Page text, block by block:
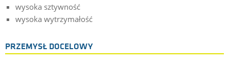
wysoka sztywność
wysoka wytrzymałość
PRZEMYSŁ DOCELOWY